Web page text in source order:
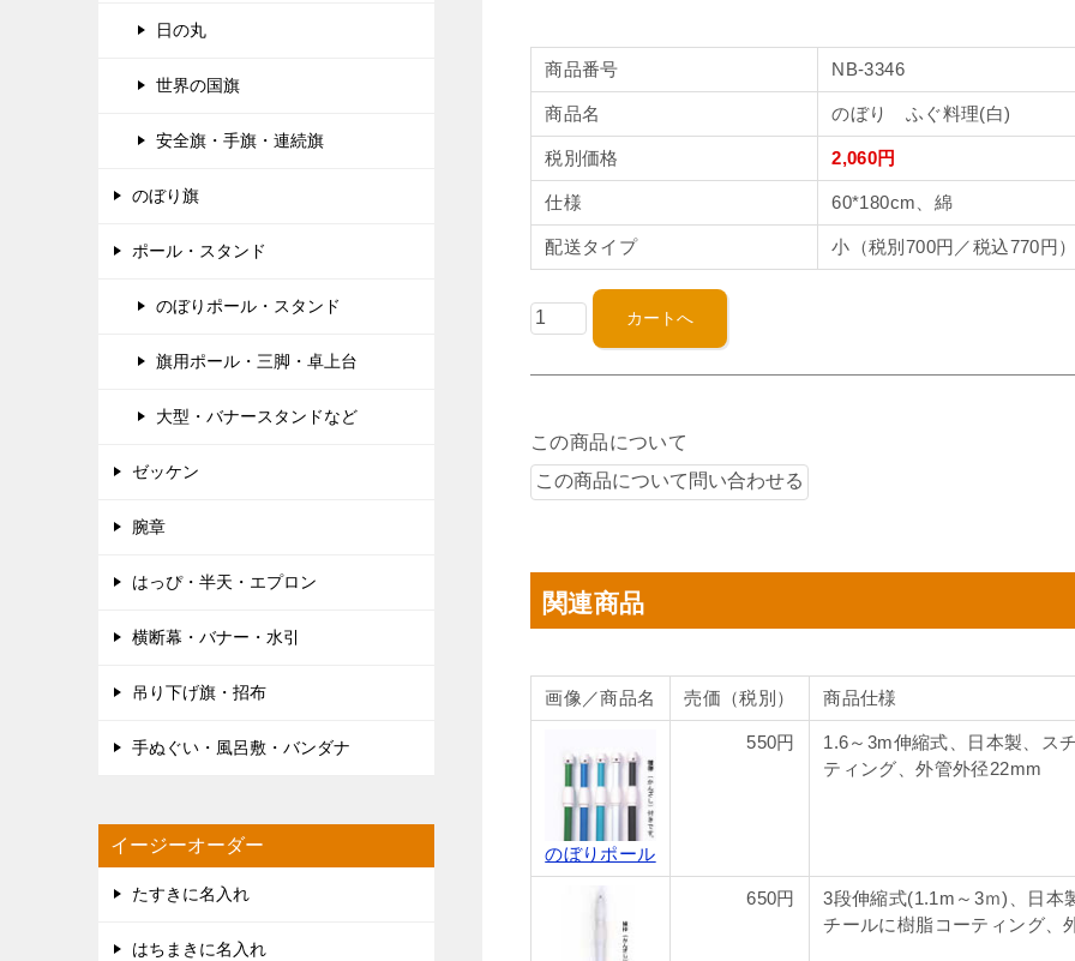
商品番号 NB-3346
商品名 のぼり ふぐ料理(白)
税別価格 2,060円
仕様 60*180cm、綿
配送タイプ 小（税別700円／税込770円
この商品について
関連商品
画像／商品名 売価（税別） 商品仕様
のぼりポール
550円
1.6～3m伸縮式、日本製、ス
ティング、外管外径22mm
650円
3段伸縮式(1.1m～3ｍ)、日本
チールに樹脂コーティング、
日の丸
世界の国旗
安全旗・手旗・連続旗
のぼり旗
ポール・スタンド
のぼりポール・スタンド
旗用ポール・三脚・卓上台
大型・バナースタンドなど
ゼッケン
腕章
はっぴ・半天・エプロン
横断幕・バナー・水引
吊り下げ旗・招布
手ぬぐい・風呂敷・バンダナ
イージーオーダー
たすきに名入れ
はちまきに名入れ